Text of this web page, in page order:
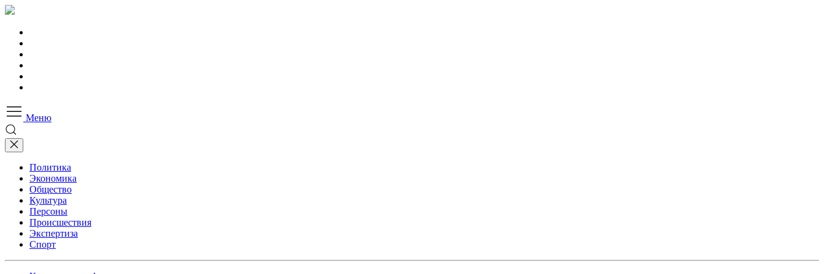
Меню
Политика
Экономика
Общество
Культура
Персоны
Происшествия
Экспертиза
Спорт